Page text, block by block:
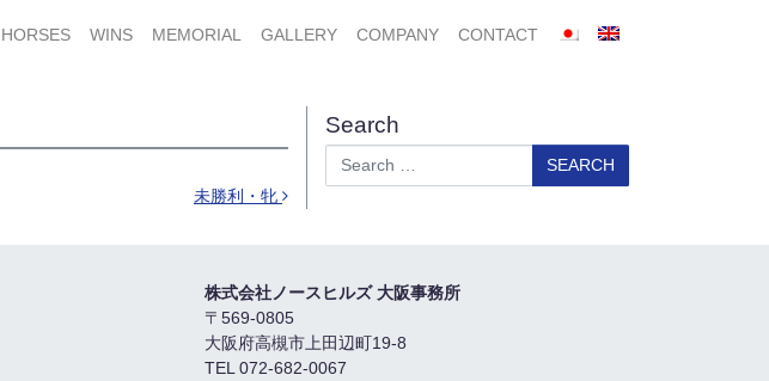
HORSES WINS MEMORIAL GALLERY COMPANY CONTACT
未勝利・牝
Search
Search
株式会社ノースヒルズ 大阪事務所
〒569-0805
大阪府高槻市上田辺町19-8
TEL 072-682-0067